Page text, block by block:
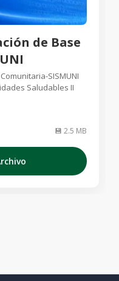
de Base
SISMUNI
Saludables II
💾 2.5 MB